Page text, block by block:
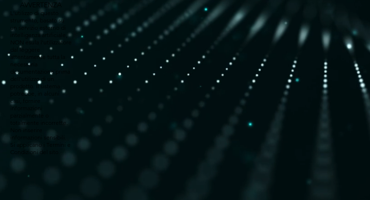
AVVERTENZA
L'utilizzo di questo
strumento, basato su
un servizio esterno di
intelligenza artificiale,
NON esula l'utilizzatore
dal leggere
attentamente tutta la
necessaria
documentazione prima
dell'utilizzo di un
prodotto. Il sistema
potrebbe, in alcuni
casi, fornire
informazioni
parzialmente o
totalmente incorrette.
informazioni sensibili.
Si applicano i Termini e
Condizioni del sito.